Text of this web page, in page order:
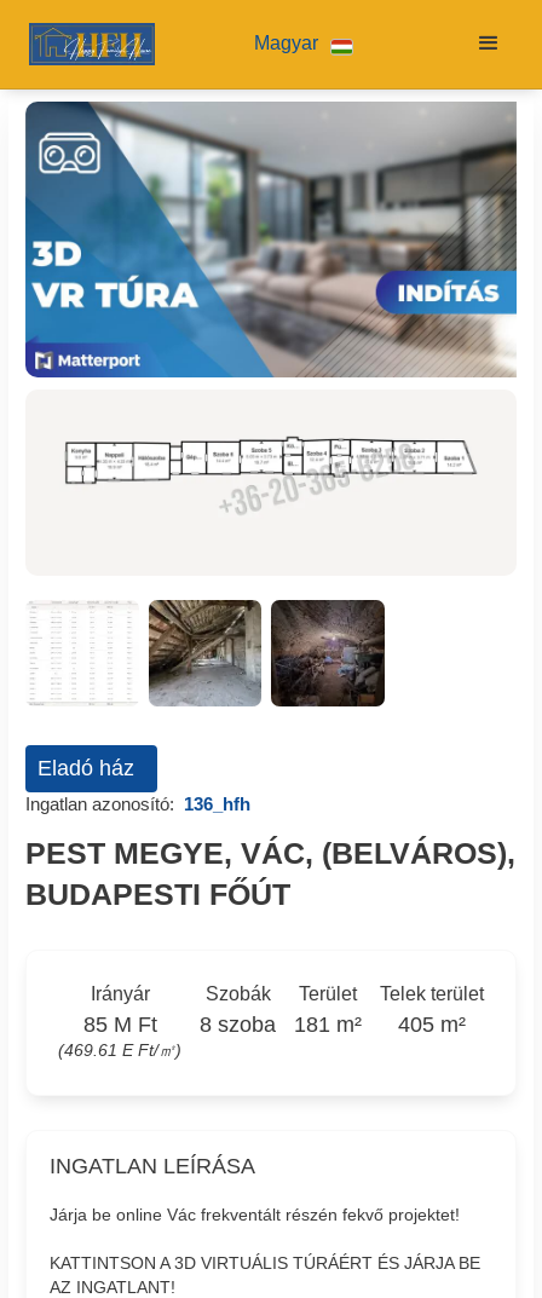
Magyar
Eladó ház
Ingatlan azonosító: 136_hfh
PEST MEGYE, VÁC, (BELVÁROS),
BUDAPESTI FŐÚT
Irányár
85 M Ft
(469.61 E Ft/㎡)
Szobák
8 szoba
Terület
181 m²
Telek terület
405 m²
INGATLAN LEÍRÁSA
Járja be online Vác frekventált részén fekvő projektet!
KATTINTSON A 3D VIRTUÁLIS TÚRÁÉRT ÉS JÁRJA BE
AZ INGATLANT!